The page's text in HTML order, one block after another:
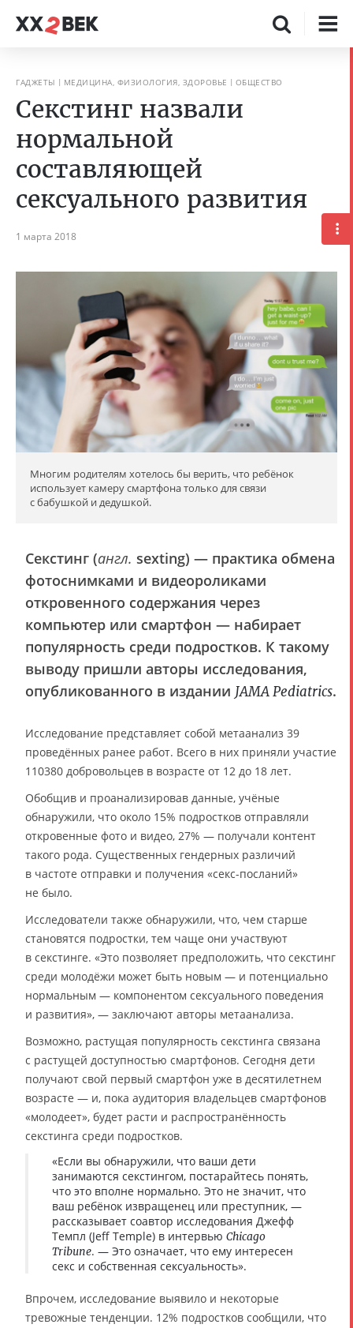
ГАДЖЕТЫ МЕДИЦИНА, ФИЗИОЛОГИЯ, ЗДОРОВЬЕ ОБЩЕСТВО
Секстинг назвали
нормальной
составляющей
сексуального развития
1 марта 2018
Многим родителям хотелось бы верить, что ребёнок
использует камеру смартфона только для связи
с бабушкой и дедушкой.
Секстинг (англ. sexting) — практика обмена
фотоснимками и видеороликами
откровенного содержания через
компьютер или смартфон — набирает
популярность среди подростков. К такому
выводу пришли авторы исследования,
опубликованного в издании JAMA Pediatrics.
Исследование представляет собой метаанализ 39
проведённых ранее работ. Всего в них приняли участие
110380 добровольцев в возрасте от 12 до 18 лет.
Обобщив и проанализировав данные, учёные
обнаружили, что около 15% подростков отправляли
откровенные фото и видео, 27% — получали контент
такого рода. Существенных гендерных различий
в частоте отправки и получения «секс-посланий»
не было.
Исследователи также обнаружили, что, чем старше
становятся подростки, тем чаще они участвуют
в секстинге. «Это позволяет предположить, что секстинг
среди молодёжи может быть новым — и потенциально
нормальным — компонентом сексуального поведения
и развития», — заключают авторы метаанализа.
Возможно, растущая популярность секстинга связана
с растущей доступностью смартфонов. Сегодня дети
получают свой первый смартфон уже в десятилетнем
возрасте — и, пока аудитория владельцев смартфонов
«молодеет», будет расти и распространённость
секстинга среди подростков.
«Если вы обнаружили, что ваши дети
занимаются секстингом, постарайтесь понять,
что это вполне нормально. Это не значит, что
ваш ребёнок извращенец или преступник, —
рассказывает соавтор исследования Джефф
Темпл (Jeff Temple) в интервью Chicago
Tribune. — Это означает, что ему интересен
секс и собственная сексуальность».
Впрочем, исследование выявило и некоторые
тревожные тенденции. 12% подростков сообщили, что